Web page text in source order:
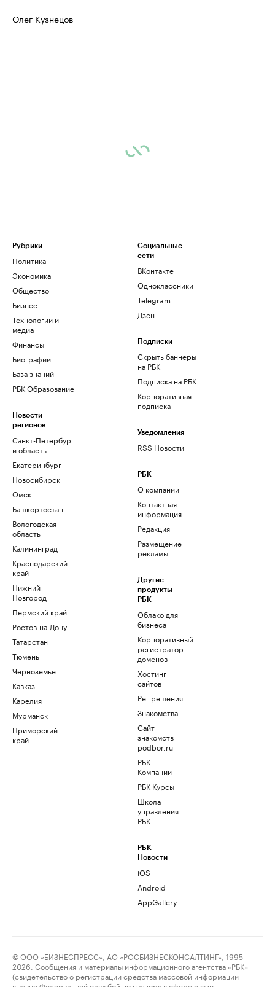
Олег Кузнецов
Рубрики
Политика
Экономика
Общество
Бизнес
Технологии и
медиа
Финансы
Биографии
База знаний
РБК Образование
Новости
регионов
Санкт-Петербург
и область
Екатеринбург
Новосибирск
Омск
Башкортостан
Вологодская
область
Калининград
Краснодарский
край
Нижний
Новгород
Пермский край
Ростов-на-Дону
Татарстан
Тюмень
Черноземье
Кавказ
Карелия
Мурманск
Приморский
край
Социальные
сети
ВКонтакте
Одноклассники
Telegram
Дзен
Подписки
Скрыть баннеры
на РБК
Подписка на РБК
Корпоративная
подписка
Уведомления
RSS Новости
РБК
О компании
Контактная
информация
Редакция
Размещение
рекламы
Другие
продукты
РБК
Облако для
бизнеса
Корпоративный
регистратор
доменов
Хостинг
сайтов
Рег.решения
Знакомства
Сайт
знакомств
podbor.ru
РБК
Компании
РБК Курсы
Школа
управления
РБК
РБК
Новости
iOS
Android
AppGallery
© ООО «БИЗНЕСПРЕСС», АО «РОСБИЗНЕСКОНСАЛТИНГ», 1995–
2026. Сообщения и материалы информационного агентства «РБК»
(свидетельство о регистрации средства массовой информации